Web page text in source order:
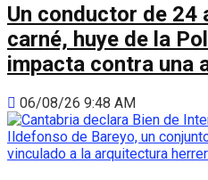
Un conductor de 24
carné, huye de la
impacta contra una
06/08/26 9:48 AM